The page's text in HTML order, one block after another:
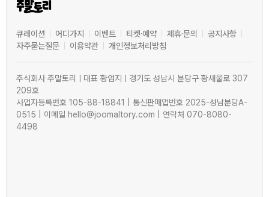
큐레이션 어디가지 이벤트 티켓·예약 제휴·문의
공지사항
자주묻는질문
이용약관 개인정보처리방침
주식회사 주말토리ㅣ대표 황엄지ㅣ경기도 성남시 분당구 황새울로 307
209호
사업자등록번호 105-88-18841 | 통신판매업번호 2025-성남분당A-
0515 | 이메일 hello@joomaltory.com | 연락처 070-8080-
4498